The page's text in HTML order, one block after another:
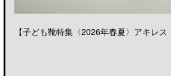
【子ども靴特集〈2026年春夏〉アキレ